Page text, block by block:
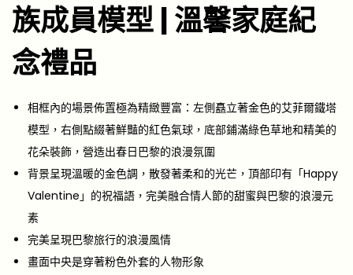
族成員模型 | 溫馨家庭紀
念禮品
相框內的場景佈置極為精緻豐富：左側矗立著金色的艾菲爾鐵塔
模型，右側點綴著鮮豔的紅色氣球，底部鋪滿綠色草地和精美的
花朵裝飾，營造出春日巴黎的浪漫氛圍
背景呈現溫暖的金色調，散發著柔和的光芒，頂部印有「Happy
Valentine」的祝福語，完美融合情人節的甜蜜與巴黎的浪漫元
素
完美呈現巴黎旅行的浪漫風情
畫面中央是穿著粉色外套的人物形象